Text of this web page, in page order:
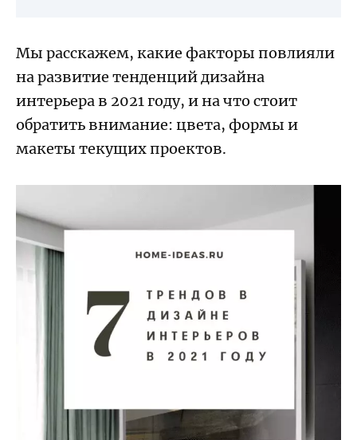
Мы расскажем, какие факторы повлияли
на развитие тенденций дизайна
интерьера в 2021 году, и на что стоит
обратить внимание: цвета, формы и
макеты текущих проектов.